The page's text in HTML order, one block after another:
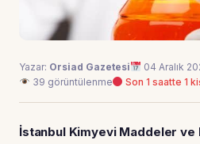
Yazar: Orsiad Gazetesi 04 Aralık
39 görüntülenme
Son 1 saatte 1
İstanbul Kimyevi Maddeler ve